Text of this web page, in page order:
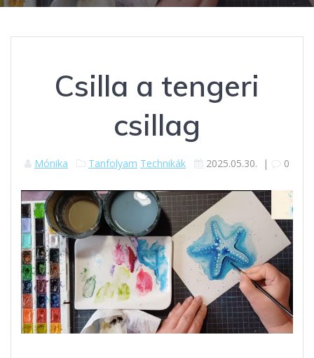
Csilla a tengeri
csillag
Mónika Tanfolyam Technikák 2025.05.30. | 0